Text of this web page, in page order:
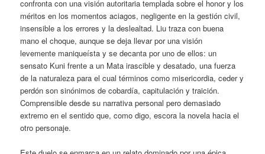
confronta con una visión autoritaria templada sobre el honor y los
méritos en los momentos aciagos, negligente en la gestión civil,
insensible a los errores y la deslealtad. Liu traza con buena
mano el choque, aunque se deja llevar por una visión
levemente maniqueísta y se decanta por uno de ellos: un
sensato Kuni frente a un Mata irascible y desatado, una fuerza
de la naturaleza para el cual términos como misericordia, ceder y
perdón son sinónimos de cobardía, capitulación y traición.
Comprensible desde su narrativa personal pero demasiado
extremo en el sentido que, como digo, escora la novela hacia el
otro personaje.